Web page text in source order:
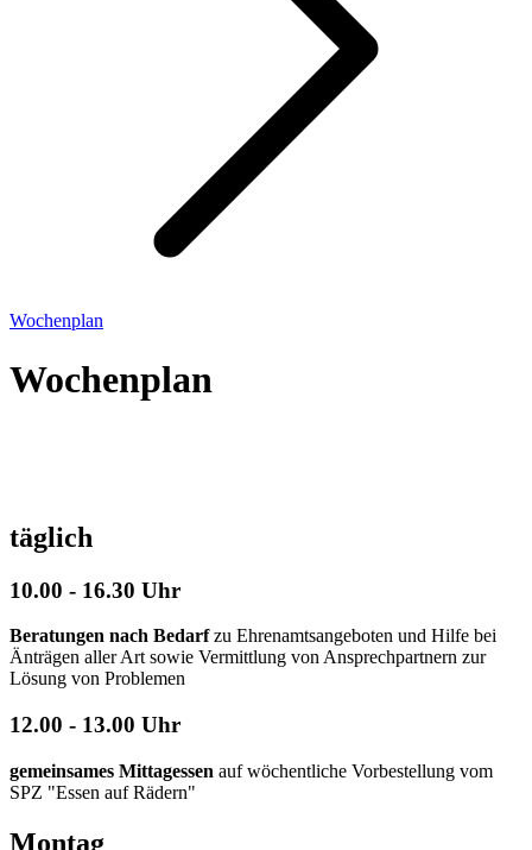
Wochenplan
Wochenplan
täglich
10.00 - 16.30 Uhr
Beratungen nach Bedarfzu Ehrenamtsangeboten und Hilfe bei
Änträgen aller Art sowie Vermittlung von Ansprechpartnern zur
Lösung von Problemen
12.00 - 13.00 Uhr
gemeinsames Mittagessen auf wöchentliche Vorbestellung vom
SPZ "Essen auf Rädern"
Montag